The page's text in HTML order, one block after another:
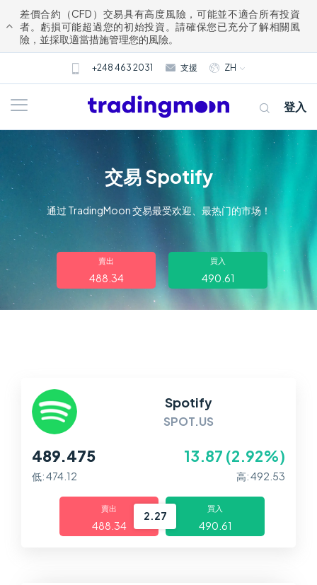
差價合約（CFD）交易具有高度風險，可能並不適合所有投資
者。虧損可能超過您的初始投資。請確保您已充分了解相關風
險，並採取適當措施管理您的風險。
+248 463 2031 支援 ZH
交易
幫助中心
登入
交易 Spotify
通过 TradingMoon 交易最受欢迎、最热门的市场！
賣出
488.34
買入
490.61
Spotify
SPOT.US
489.475 13.87 (2.92%)
低: 474.12 高: 492.53
賣出
488.34
2.27
買入
490.61